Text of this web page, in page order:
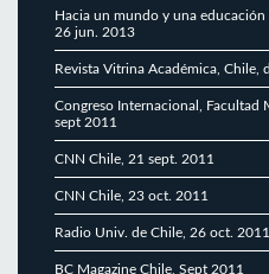
Hacia un mundo y una
26 jun. 2013
Revista Vitrina Académica, Chile,
Congreso Internacional, Facultad
sept 2011
CNN Chile, 21 sept. 2011
CNN Chile, 23 oct. 2011
Radio Univ. de Chile, 26 oct. 2011
BC Magazine Chile, Sept 2011